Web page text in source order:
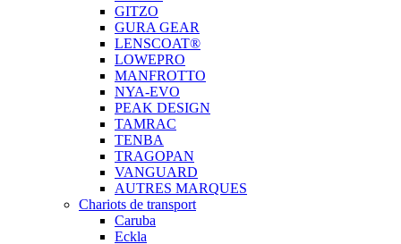
GITZO
GURA GEAR
LENSCOAT®
LOWEPRO
MANFROTTO
NYA-EVO
PEAK DESIGN
TAMRAC
TENBA
TRAGOPAN
VANGUARD
AUTRES MARQUES
Chariots de transport
Caruba
Eckla